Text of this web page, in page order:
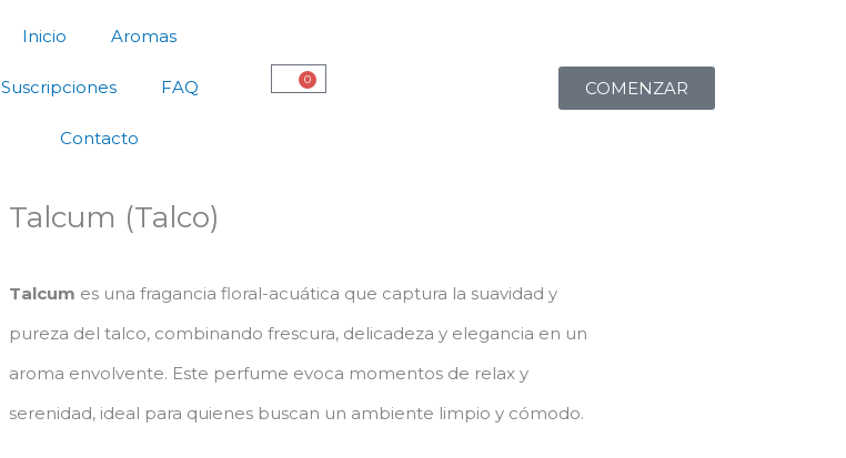
Inicio Aromas
Suscripciones FAQ
Contacto
0
Carrito COMENZAR
Talcum (Talco)
Talcum es una fragancia floral-acuática que captura la suavidad y
pureza del talco, combinando frescura, delicadeza y elegancia en un
aroma envolvente. Este perfume evoca momentos de relax y
serenidad, ideal para quienes buscan un ambiente limpio y cómodo.